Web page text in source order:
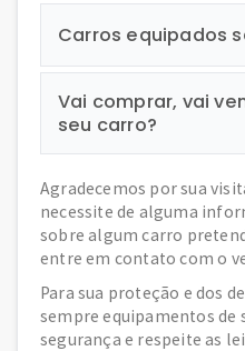
Carros equipados
Vai comprar, vai
seu carro?
Agradecemos por sua
necessite de alguma
sobre algum carro
entre em contato com o
Para sua proteção e dos
sempre equipamentos de
segurança e respeite as